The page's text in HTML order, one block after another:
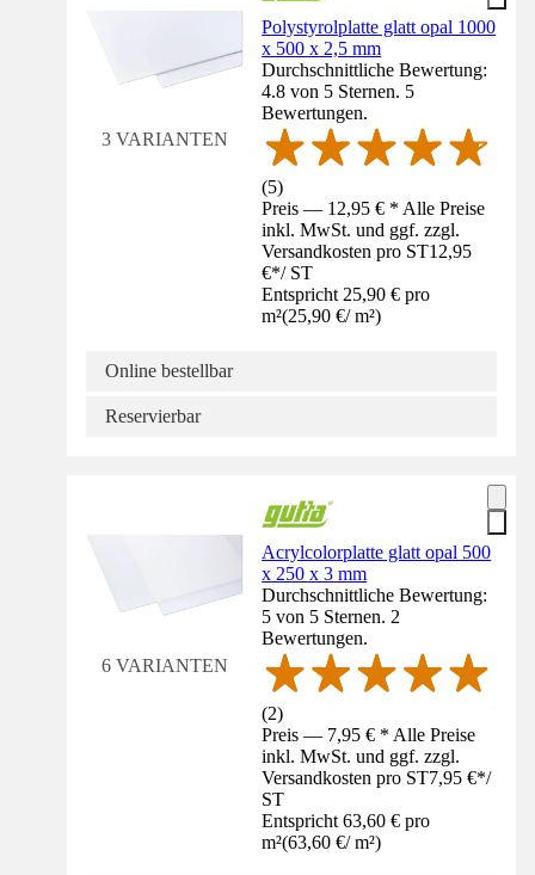
3 VARIANTEN
Polystyrolplatte glatt opal 1000
x 500 x 2,5 mm
Durchschnittliche Bewertung:
4.8 von 5 Sternen. 5
Bewertungen.
(5)
Preis — 12,95 € * Alle Preise
inkl. MwSt. und ggf. zzgl.
Versandkosten pro ST12,95
€*/ ST
Entspricht 25,90 € pro
m²(25,90 €/ m²)
Online bestellbar
Reservierbar
6 VARIANTEN
Acrylcolorplatte glatt opal 500
x 250 x 3 mm
Durchschnittliche Bewertung:
5 von 5 Sternen. 2
Bewertungen.
(2)
Preis — 7,95 € * Alle Preise
inkl. MwSt. und ggf. zzgl.
Versandkosten pro ST7,95 €*/
ST
Entspricht 63,60 € pro
m²(63,60 €/ m²)